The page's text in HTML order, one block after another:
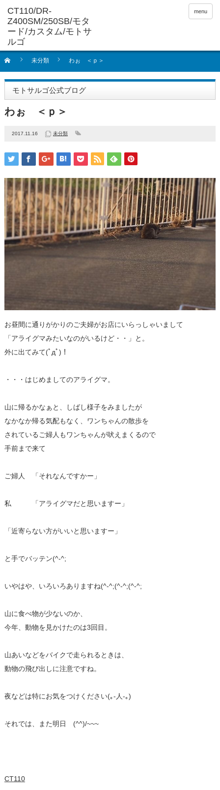
menu
未分類 わぉ ＜ｐ＞
モトサルゴ公式ブログ
わぉ ＜ｐ＞
2017.11.16 未分類
お昼間に通りがかりのご夫婦がお店にいらっしゃいまして
「アライグマみたいなのがいるけど・・」と。
外に出てみて(ﾟдﾟ)！
・・・はじめましてのアライグマ。
山に帰るかなぁと、しばし様子をみましたが
なかなか帰る気配もなく、ワンちゃんの散歩を
されているご婦人もワンちゃんが吠えまくるので
手前まで来て
ご婦人 「それなんですかー」
私 「アライグマだと思いますー」
「近寄らない方がいいと思いますー」
と手でバッテン(^-^;
いやはや、いろいろありますね(^-^;(^-^;(^-^;
山に食べ物が少ないのか、
今年、動物を見かけたのは3回目。
山あいなどをバイクで走られるときは、
動物の飛び出しに注意ですね。
夜などは特にお気をつけください(｡-人-｡)
それでは、また明日 (^^)/~~~
CT110